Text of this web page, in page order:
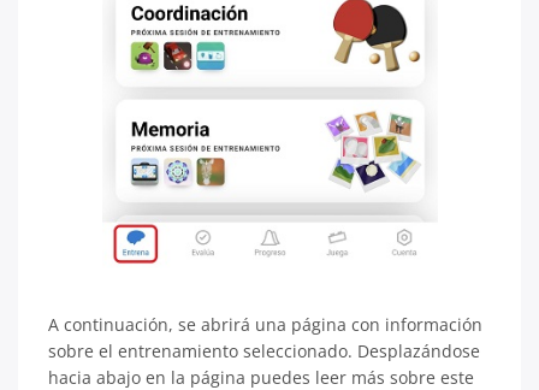
A continuación, se abrirá una página con información
sobre el entrenamiento seleccionado. Desplazándose
hacia abajo en la página puedes leer más sobre este